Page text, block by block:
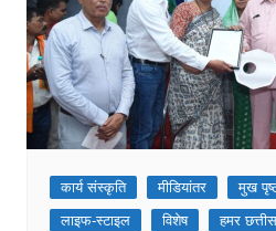
कार्य संस्कृति मीडियांतर मुख
लाइफ-स्टाइल
विशेष हमर